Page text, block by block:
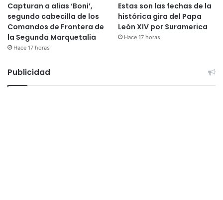
Capturan a alias ‘Boni’,
segundo cabecilla de los
Comandos de Frontera de
la Segunda Marquetalia
Hace 17 horas
Estas son las fechas de la
histórica gira del Papa
León XIV por Suramerica
Hace 17 horas
Publicidad